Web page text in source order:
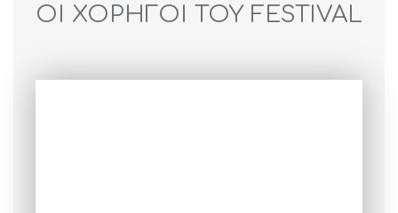
ΟΙ ΧΟΡΗΓΟΙ ΤΟΥ FESTIVAL